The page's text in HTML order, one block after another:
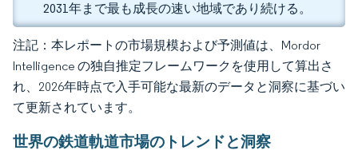
2031年まで最も成長の速い地域であり続ける。
注記：本レポートの市場規模および予測値は、Mordor
Intelligence の独自推定フレームワークを使用して算出さ
れ、2026年時点で入手可能な最新のデータと洞察に基づい
て更新されています。
世界の鉄道軌道市場のトレンドと洞察